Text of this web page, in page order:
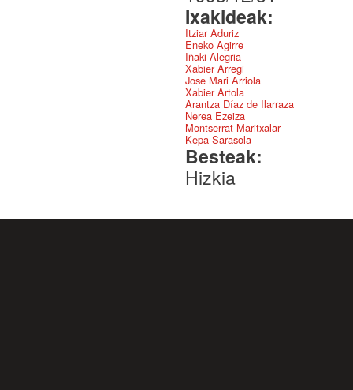
Ixakideak:
Itziar Aduriz
Eneko Agirre
Iñaki Alegria
Xabier Arregi
Jose Mari Arriola
Xabier Artola
Arantza Díaz de Ilarraza
Nerea Ezeiza
Montserrat Maritxalar
Kepa Sarasola
Besteak:
Hizkia